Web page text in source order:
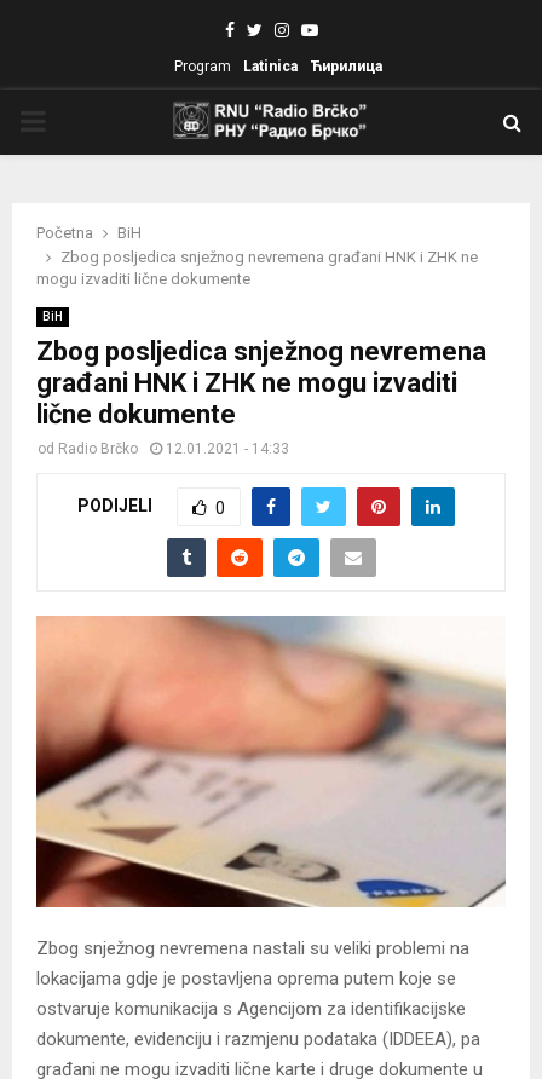
Facebook
TwitterInstagram
Youtube
Program Latinica Ћирилица
Početna
BiH
Zbog posljedica snježnog nevremena građani HNK i ZHK ne
mogu izvaditi lične dokumente
BiH
Zbog posljedica snježnog nevremena
građani HNK i ZHK ne mogu izvaditi
lične dokumente
od Radio Brčko 12.01.2021 - 14:33
PODIJELI 0
Zbog snježnog nevremena nastali su veliki problemi na
lokacijama gdje je postavljena oprema putem koje se
ostvaruje komunikacija s Agencijom za identifikacijske
dokumente, evidenciju i razmjenu podataka (IDDEEA), pa
građani ne mogu izvaditi lične karte i druge dokumente u